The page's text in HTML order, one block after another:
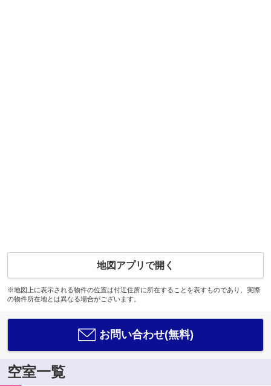
地図アプリで開く
※地図上に表示される物件の位置は付近住所に所在することを表すものであり、実際
の物件所在地とは異なる場合がございます。
お問い合わせ(無料)
空室一覧